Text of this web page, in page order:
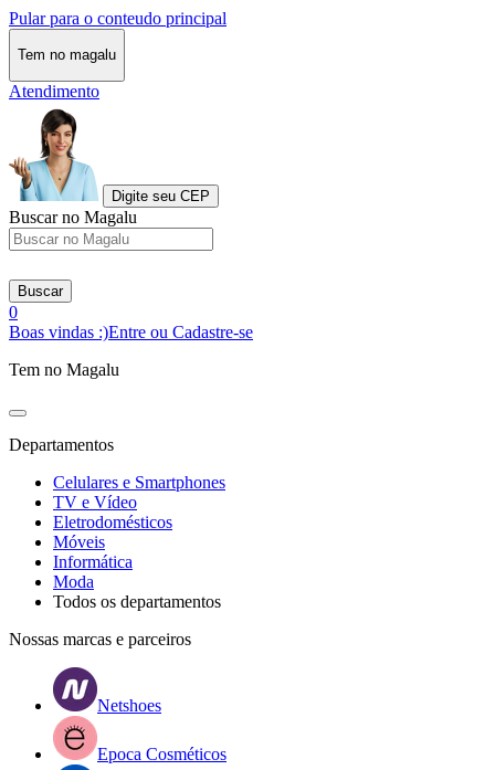
Pular para o conteudo principal
Tem no magalu
Atendimento
Digite seu CEP
Buscar no Magalu
Buscar
0
Boas vindas :)Entre ou Cadastre-se
Tem no Magalu
Departamentos
Celulares e Smartphones
TV e Vídeo
Eletrodomésticos
Móveis
Informática
Moda
Todos os departamentos
Nossas marcas e parceiros
Netshoes
Epoca Cosméticos